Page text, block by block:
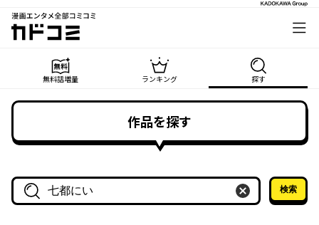
漫画エンタメ全部コミコミ
カドコミ
無料話増量 ランキング 探す
作品を探す
作品名・作家名で探す
検索